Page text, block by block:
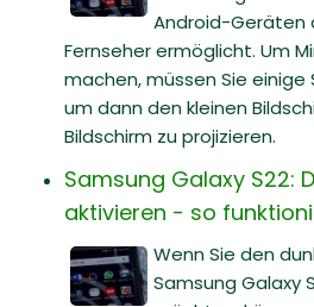
Android-Geräten
Fernseher ermöglicht. Um
machen, müssen Sie
um dann den kleinen
Bildschirm zu projizieren.
Samsung Galaxy S22:
aktivieren - so
Wenn Sie den
Samsung Galaxy